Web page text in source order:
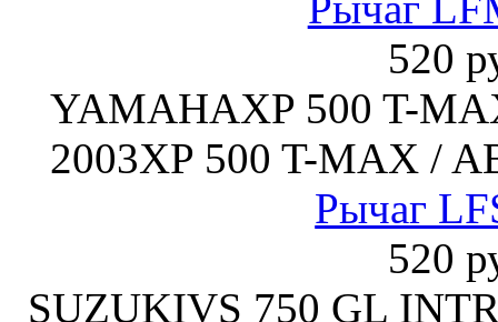
520
YAMAHAXP 500 T-
2003XP 500 T-MAX /
Рычаг
520
SUZUKIVS 750 GL